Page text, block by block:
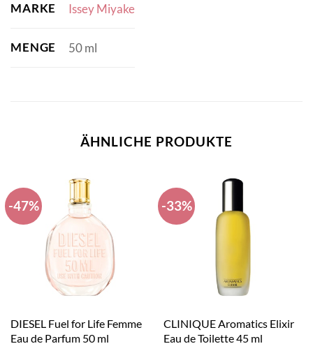
MARKE Issey Miyake
MENGE 50 ml
ÄHNLICHE PRODUKTE
-47%
DIESEL Fuel for Life Femme
Eau de Parfum 50 ml
-33%
CLINIQUE Aromatics Elixir
Eau de Toilette 45 ml